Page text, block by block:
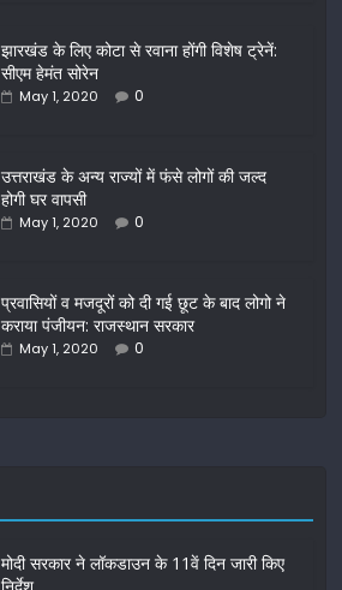
ar
e
झारखंड के लिए कोटा से रवाना होंगी विशेष ट्रेनें:
सीएम हेमंत सोरेन
May 1, 2020 0
उत्तराखंड के अन्य राज्यों में फंसे लोगों की जल्द
होगी घर वापसी
May 1, 2020 0
प्रवासियों व मजदूरों को दी गई छूट के बाद लोगो ने
कराया पंजीयन: राजस्थान सरकार
May 1, 2020 0
मोदी सरकार ने लॉकडाउन के 11वें दिन जारी किए